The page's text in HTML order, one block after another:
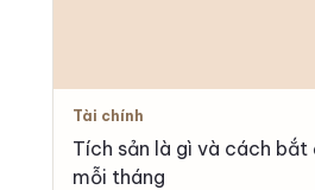
Tài chính
Tích sản là gì và cách bắt
mỗi tháng